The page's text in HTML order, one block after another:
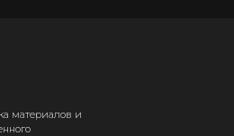
материалов и